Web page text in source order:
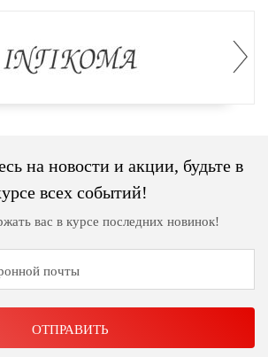
на новости и акции, будьте в
всех событий!
вас в курсе последних новинок!